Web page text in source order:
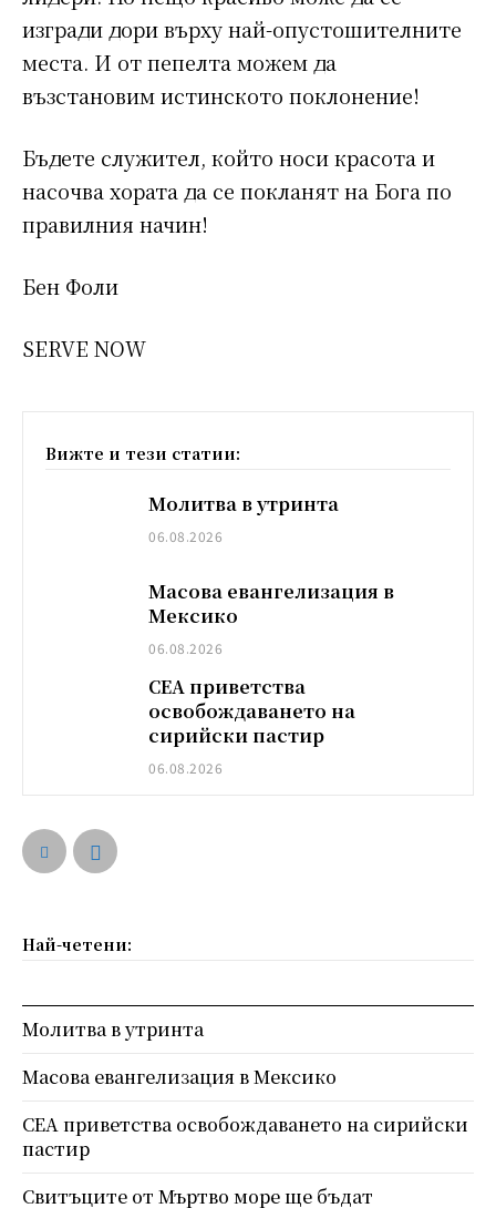
изгради дори върху най-опустошителните
места. И от пепелта можем да
възстановим истинското поклонение!
Бъдете служител, който носи красота и
насочва хората да се покланят на Бога по
правилния начин!
Бен Фоли
SERVE NOW
Вижте и тези статии:
Молитва в утринта
06.08.2026
Масова евангелизация в
Мексико
06.08.2026
СЕА приветства
освобождаването на
сирийски пастир
06.08.2026
Най-четени:
Молитва в утринта
Масова евангелизация в Мексико
СЕА приветства освобождаването на сирийски
пастир
Свитъците от Мъртво море ще бъдат